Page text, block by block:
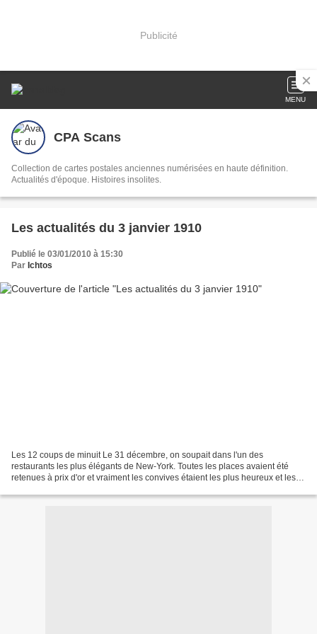
Publicité
MENU
CPA Scans
Collection de cartes postales anciennes numérisées en haute définition.
Actualités d'époque. Histoires insolites.
Les actualités du 3 janvier 1910
Publié le 03/01/2010 à 15:30
Par Ichtos
Les 12 coups de minuit Le 31 décembre, on soupait dans l'un des
restaurants les plus élégants de New-York. Toutes les places avaient été
retenues à prix d'or et vraiment les convives étaient les plus heureux et les